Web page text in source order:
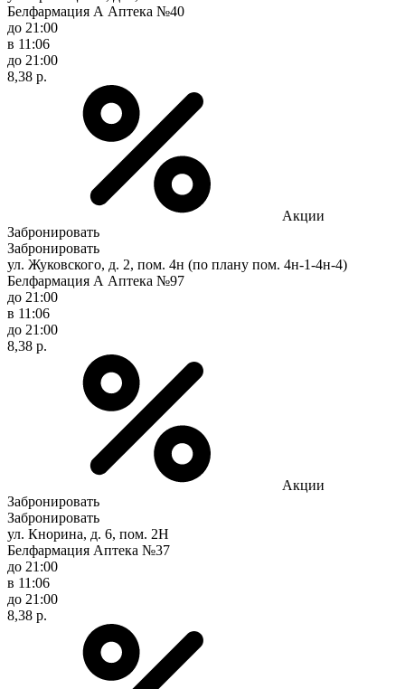
Белфармация А Аптека №40
до 21:00
в 11:06
до 21:00
8,38 р.
Акции
Забронировать
Забронировать
ул. Жуковского, д. 2, пом. 4н (по плану пом. 4н-1-4н-4)
Белфармация А Аптека №97
до 21:00
в 11:06
до 21:00
8,38 р.
Акции
Забронировать
Забронировать
ул. Кнорина, д. 6, пом. 2Н
Белфармация Аптека №37
до 21:00
в 11:06
до 21:00
8,38 р.